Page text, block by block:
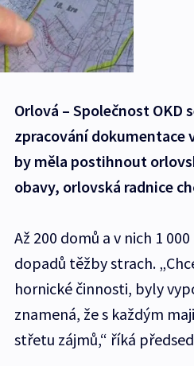
Orlová – Společnost OKD
zpracování dokumentace
by měla postihnout
obavy, orlovská radnice
Až 200 domů a v nich 1
dopadů těžby strach.
hornické činnosti, byly
znamená, že s každým
střetu zájmů,“ říká